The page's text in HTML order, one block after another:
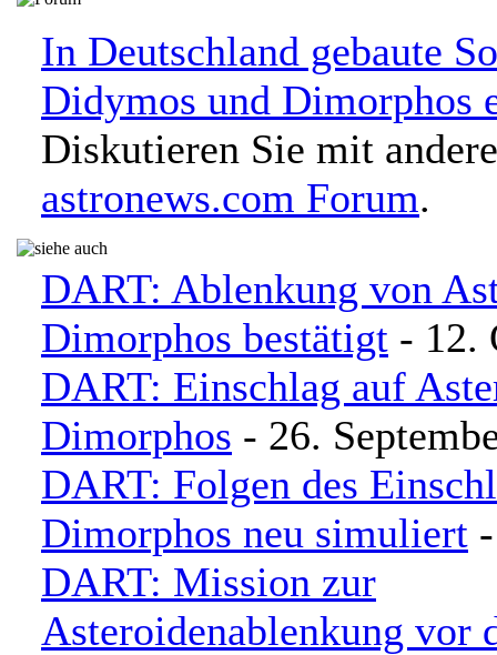
In Deutschland gebaute
Didymos und Dimorphos
Diskutieren Sie mit
astronews.com Forum.
DART: Ablenkung von
Dimorphos bestätigt - 12.
DART: Einschlag auf
Dimorphos - 26.
DART: Folgen des
Dimorphos neu simuliert
DART: Mission zur
Asteroidenablenkung vor